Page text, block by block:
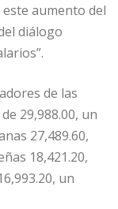
aumento del
diálogo
de las
29,988.00, un
27,489.60,
18,421.20,
un